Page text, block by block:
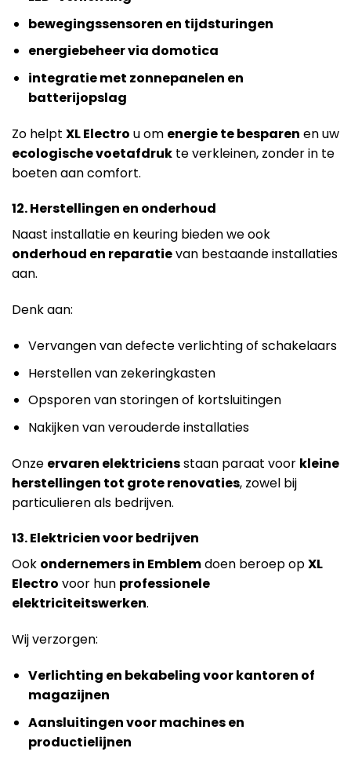
bewegingssensoren en tijdsturingen
energiebeheer via domotica
integratie met zonnepanelen en
batterijopslag
Zo helpt XL Electro u om energie te besparen en uw
ecologische voetafdruk te verkleinen, zonder in te
boeten aan comfort.
12. Herstellingen en onderhoud
Naast installatie en keuring bieden we ook
onderhoud en reparatievan bestaande installaties
aan.
Denk aan:
Vervangen van defecte verlichting of schakelaars
Herstellen van zekeringkasten
Opsporen van storingen of kortsluitingen
Nakijken van verouderde installaties
Onze ervaren elektriciensstaan paraat voor kleine
herstellingen tot grote renovaties, zowel bij
particulieren als bedrijven.
13. Elektricien voor bedrijven
Ook ondernemers in Emblemdoen beroep opXL
Electro voor hun professionele
elektriciteitswerken.
Wij verzorgen:
Verlichting en bekabeling voor kantoren of
magazijnen
Aansluitingen voor machines en
productielijnen